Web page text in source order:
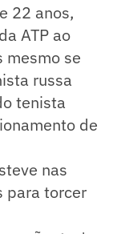
22 anos,
ATP ao
mesmo se
russa
tenista
de
nas
para torcer